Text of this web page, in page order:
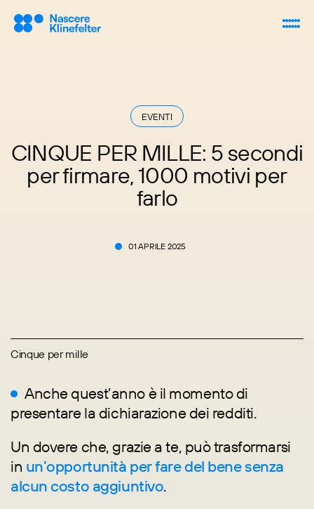
EVENTI
CINQUE PER MILLE: 5 secondi
per firmare, 1000 motivi per
farlo
01 APRILE 2025
Cinque per mille
Anche quest’anno è il momento di
presentare la dichiarazione dei redditi.
Un dovere che, grazie a te, può trasformarsi
in un’opportunità per fare del bene senza
alcun costo aggiuntivo.